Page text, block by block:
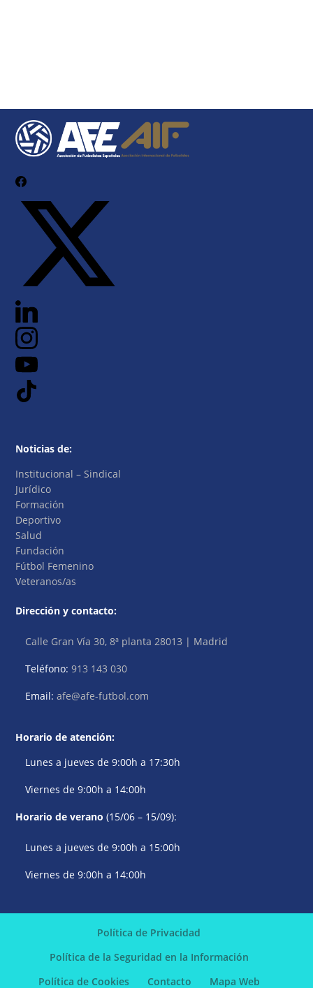
Noticias de:
Institucional – Sindical
Jurídico
Formación
Deportivo
Salud
Fundación
Fútbol Femenino
Veteranos/as
Dirección y contacto:
Calle Gran Vía 30, 8ª planta 28013 | Madrid
Teléfono:913 143 030
Email:afe@afe-futbol.com
Horario de atención:
Lunes a jueves de 9:00h a 17:30h
Viernes de 9:00h a 14:00h
Horario de verano (15/06 – 15/09):
Lunes a jueves de 9:00h a 15:00h
Viernes de 9:00h a 14:00h
Política de Privacidad
Política de la Seguridad en la Información
Política de Cookies
Contacto Mapa Web